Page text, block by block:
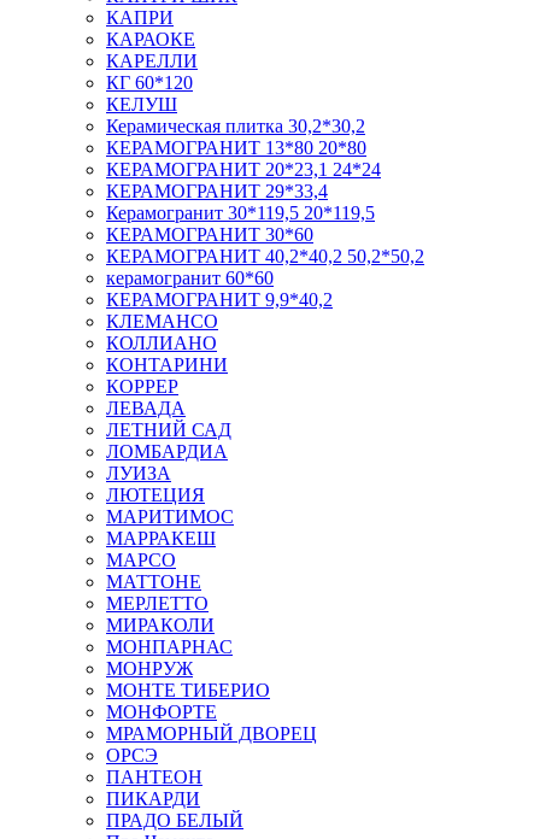
КАПРИ
КАРАОКЕ
КАРЕЛЛИ
КГ 60*120
КЕЛУШ
Керамическая плитка 30,2*30,2
КЕРАМОГРАНИТ 13*80 20*80
КЕРАМОГРАНИТ 20*23,1 24*24
КЕРАМОГРАНИТ 29*33,4
Керамогранит 30*119,5 20*119,5
КЕРАМОГРАНИТ 30*60
КЕРАМОГРАНИТ 40,2*40,2 50,2*50,2
керамогранит 60*60
КЕРАМОГРАНИТ 9,9*40,2
КЛЕМАНСО
КОЛЛИАНО
КОНТАРИНИ
КОРРЕР
ЛЕВАДА
ЛЕТНИЙ САД
ЛОМБАРДИА
ЛУИЗА
ЛЮТЕЦИЯ
МАРИТИМОС
МАРРАКЕШ
МАРСО
МАТТОНЕ
МЕРЛЕТТО
МИРАКОЛИ
МОНПАРНАС
МОНРУЖ
МОНТЕ ТИБЕРИО
МОНФОРТЕ
МРАМОРНЫЙ ДВОРЕЦ
ОРСЭ
ПАНТЕОН
ПИКАРДИ
ПРАДО БЕЛЫЙ